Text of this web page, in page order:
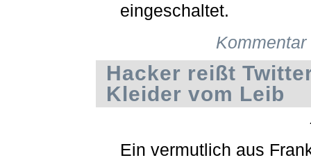
eingeschaltet.
Hacker reißt
Kleider vom Leib
Ein vermutlich aus